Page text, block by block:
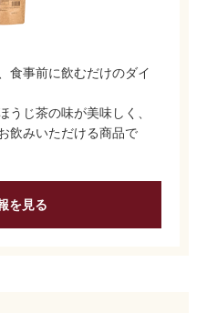
食事前に飲むだけのダイ
うじ茶の味が美味しく、
飲みいただける商品で
を見る